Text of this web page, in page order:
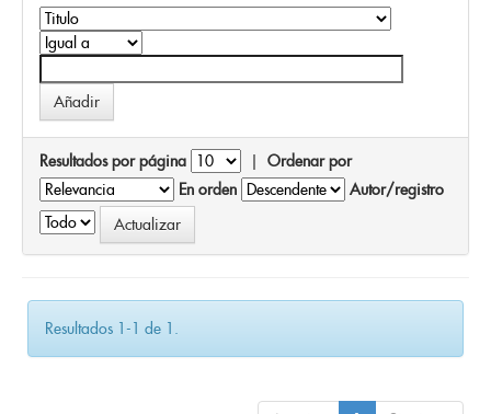
Resultados por página | Ordenar por
En orden
Autor/registro
Resultados 1-1 de 1.